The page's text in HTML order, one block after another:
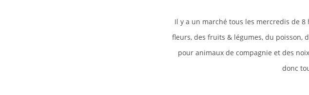
Il y a un marché tous les mercredis de
fleurs, des fruits & légumes, du poisson,
pour animaux de compagnie et des
donc